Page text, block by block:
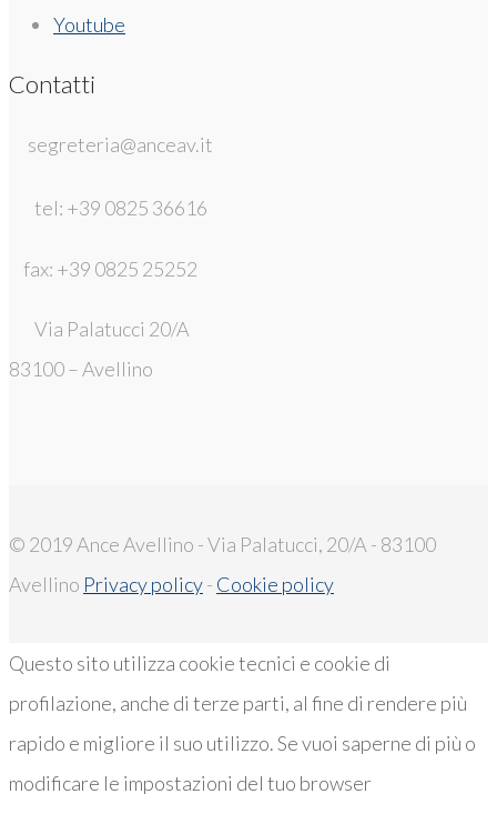
Youtube
Contatti
segreteria@anceav.it
tel: +39 0825 36616
fax: +39 0825 25252
Via Palatucci 20/A
83100 – Avellino
© 2019 Ance Avellino - Via Palatucci, 20/A - 83100
Avellino Privacy policy- Cookie policy
Questo sito utilizza cookie tecnici e cookie di
profilazione, anche di terze parti, al fine di rendere più
rapido e migliore il suo utilizzo. Se vuoi saperne di più o
modificare le impostazioni del tuo browser